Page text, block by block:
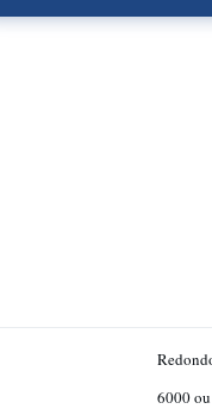
6000